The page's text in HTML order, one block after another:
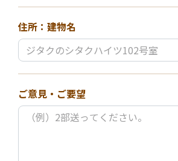
住所：建物名
ご意見・ご要望